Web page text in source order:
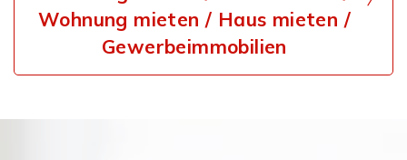
Wohnung mieten / Haus mieten /
Gewerbeimmobilien